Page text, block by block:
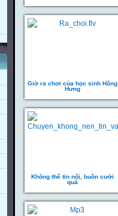
Giờ ra chơi của học sinh Hồng
Hưng
Không thể tin nổi, buồn cười
quá